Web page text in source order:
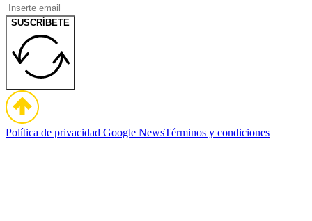
SUSCRÍBETE
Política de privacidad Google NewsTérminos y condiciones